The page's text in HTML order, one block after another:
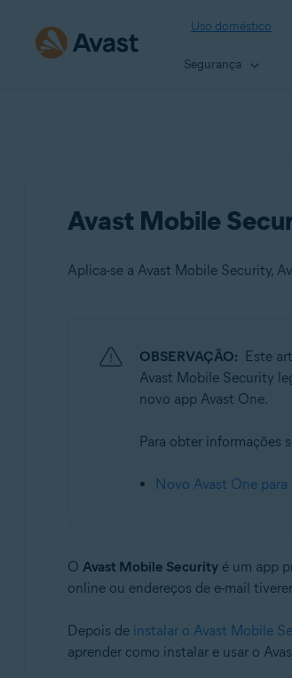
Uso doméstico
Segurança
Avast Mobile
Aplica-se a Avast Mobile Security,
Avast Mobile Security
Avast Mobile Security Premium
OBSERVAÇÃO: Este
Avast Mobile Security
novo app Avast One.
Para obter informações
Novo Avast One
O Avast Mobile Securityé um app
online ou endereços de e-mail
Depois de instalar o Avast Mobile
aprender como instalar e usar o